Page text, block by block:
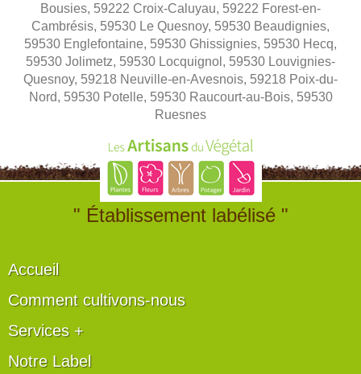
Bousies, 59222 Croix-Caluyau, 59222 Forest-en-
Cambrésis, 59530 Le Quesnoy, 59530 Beaudignies,
59530 Englefontaine, 59530 Ghissignies, 59530 Hecq,
59530 Jolimetz, 59530 Locquignol, 59530 Louvignies-
Quesnoy, 59218 Neuville-en-Avesnois, 59218 Poix-du-
Nord, 59530 Potelle, 59530 Raucourt-au-Bois, 59530
Ruesnes
" Établissement labélisé "
Accueil
Comment cultivons-nous
Services +
Notre Label